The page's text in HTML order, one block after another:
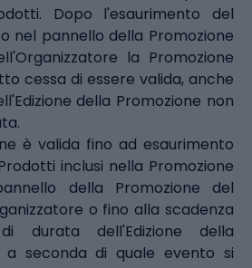
Dopo l'esaurimento del
nel pannello della Promozione
la Promozione
cessa di essere valida, anche
della Promozione non
è valida fino ad esaurimento
inclusi nella Promozione
della Promozione del
o fino alla scadenza
durata dell'Edizione della
a seconda di quale evento si